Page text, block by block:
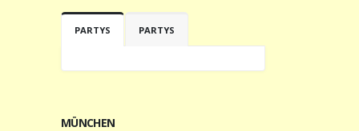
PARTYS PARTYS
MÜNCHEN